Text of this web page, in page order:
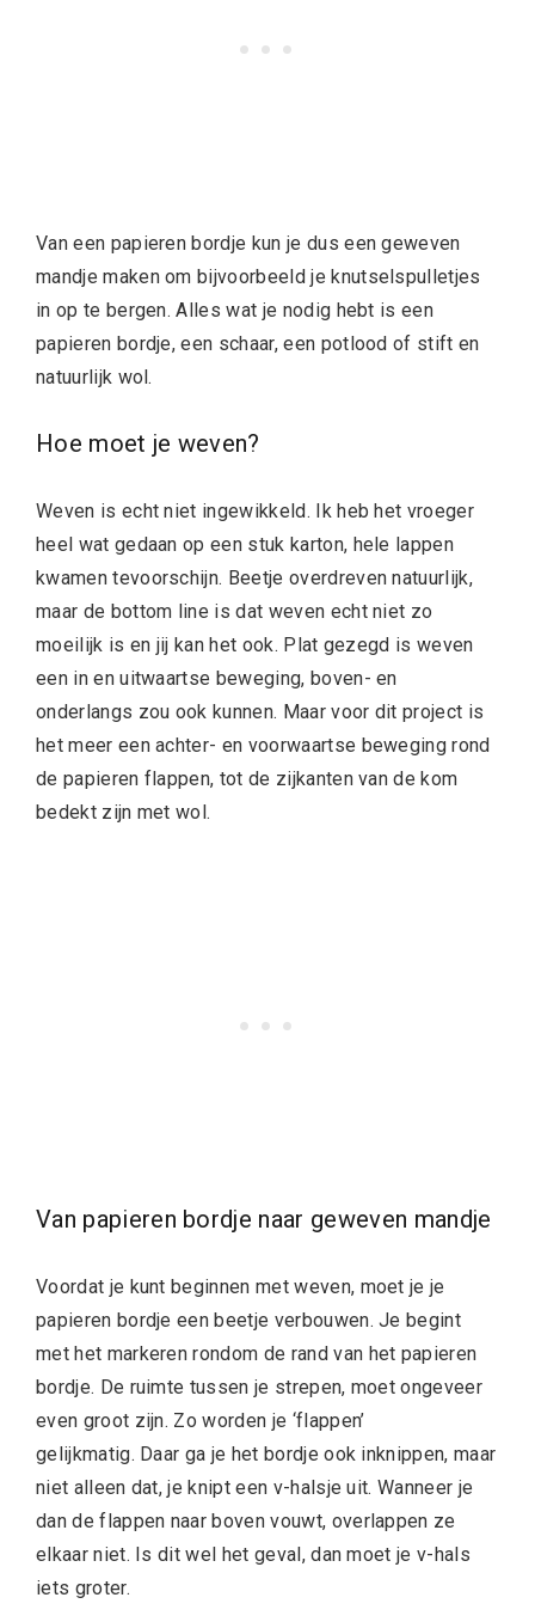
Van een papieren bordje kun je dus een geweven
mandje maken om bijvoorbeeld je knutselspulletjes
in op te bergen. Alles wat je nodig hebt is een
papieren bordje, een schaar, een potlood of stift en
natuurlijk wol.
Hoe moet je weven?
Weven is echt niet ingewikkeld. Ik heb het vroeger
heel wat gedaan op een stuk karton, hele lappen
kwamen tevoorschijn. Beetje overdreven natuurlijk,
maar de bottom line is dat weven echt niet zo
moeilijk is en jij kan het ook. Plat gezegd is weven
een in en uitwaartse beweging, boven- en
onderlangs zou ook kunnen. Maar voor dit project is
het meer een achter- en voorwaartse beweging rond
de papieren flappen, tot de zijkanten van de kom
bedekt zijn met wol.
Van papieren bordje naar geweven mandje
Voordat je kunt beginnen met weven, moet je je
papieren bordje een beetje verbouwen. Je begint
met het markeren rondom de rand van het papieren
bordje. De ruimte tussen je strepen, moet ongeveer
even groot zijn. Zo worden je ‘flappen’
gelijkmatig. Daar ga je het bordje ook inknippen, maar
niet alleen dat, je knipt een v-halsje uit. Wanneer je
dan de flappen naar boven vouwt, overlappen ze
elkaar niet. Is dit wel het geval, dan moet je v-hals
iets groter.